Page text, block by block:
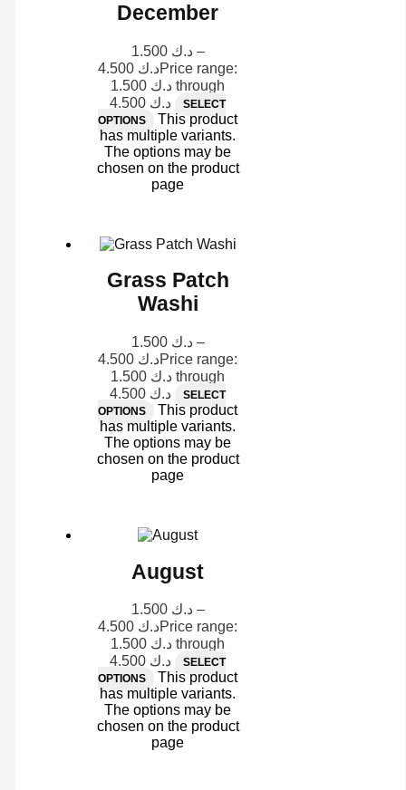
December
د.ك 1.500
–
د.كPrice range:
د.ك 1.500 through
د.ك 4.500
SELECT
OPTIONS
This product
has multiple variants.
The options may be
chosen on the product
page
Grass Patch
Washi
د.ك 1.500
–
د.كPrice range:
د.ك 1.500 through
د.ك 4.500
SELECT
OPTIONS
This product
has multiple variants.
The options may be
chosen on the product
page
August
د.ك 1.500
–
د.كPrice range:
د.ك 1.500 through
د.ك 4.500
SELECT
OPTIONS
This product
has multiple variants.
The options may be
chosen on the product
page